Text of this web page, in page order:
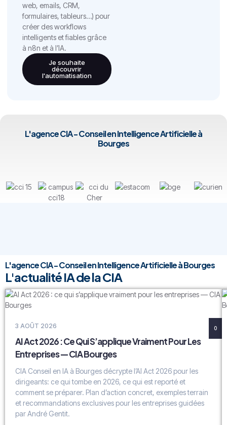
web, emails, CRM,
formulaires, tableurs…) pour
créer des workflows
intelligents et fiables grâce
à n8n et à l’IA.
Je souhaite
découvrir
l'automatisation
L'agence CIA - Conseil en Intelligence Artificielle à
Bourges
L'agence CIA - Conseil en Intelligence Artificielle à Bourges
L'actualité IA de la CIA
0
3 AOÛT 2026
AI Act 2026 : Ce Qui S’applique Vraiment Pour Les
Entreprises — CIA Bourges
CIA Conseil en IA à Bourges décrypte l’AI Act 2026 pour les
dirigeants: ce qui tombe en 2026, ce qui est reporté et
comment se préparer. Plan d’action concret, exemples terrain
et recommandations exclusives pour les entreprises guidées
par André Gentit.